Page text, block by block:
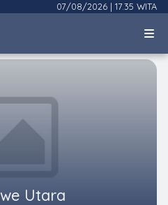
07/08/2026 | 17.35 WITA
Utara